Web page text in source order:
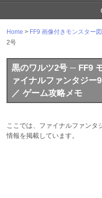
Home > FF9 画像付きモンスター
2号
黒のワルツ2号 ─ FF9
ァイナルファンタジ
／ ゲーム攻略メモ
ここでは、ファイナルファンタ
情報を掲載しています。